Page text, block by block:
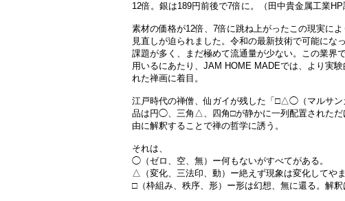
12倍。銀は189円前後で7倍に。（田中貴金属工業HP
素材の価格が12倍、7倍に跳ね上がったこの現実に
見直しが迫られました。令和の最新技術で可能にな
課題が多く、まだ極めて流通量が少ない。この業界
用いるにあたり、JAM HOME MADEでは、より実
れた禅画に着目。
江戸時代の禅僧、仙ガイが残した「□△◯（マルサン
品は円◯、三角△、四角□が静かに一列配置されただ
由に解釈することで禅の哲学に誘う。
それは、
◯（ゼロ、空、無）ー何もないがすべてがある。
△（変化、三法印、動）ー絶えず現象は変化してやま
□（枠組み、秩序、形）ー形は幻想、無に還る。解釈